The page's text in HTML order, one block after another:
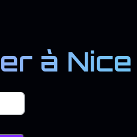
à Nice
une